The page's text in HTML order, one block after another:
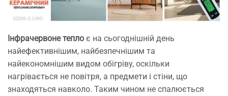
Інфрачервоне тепло є на сьогоднішній день
найефективнішим, найбезпечнішим та
найекономнішим видом обігріву, оскільки
нагрівається не повітря, а предмети і стіни, що
знаходяться навколо. Таким чином не спалюється